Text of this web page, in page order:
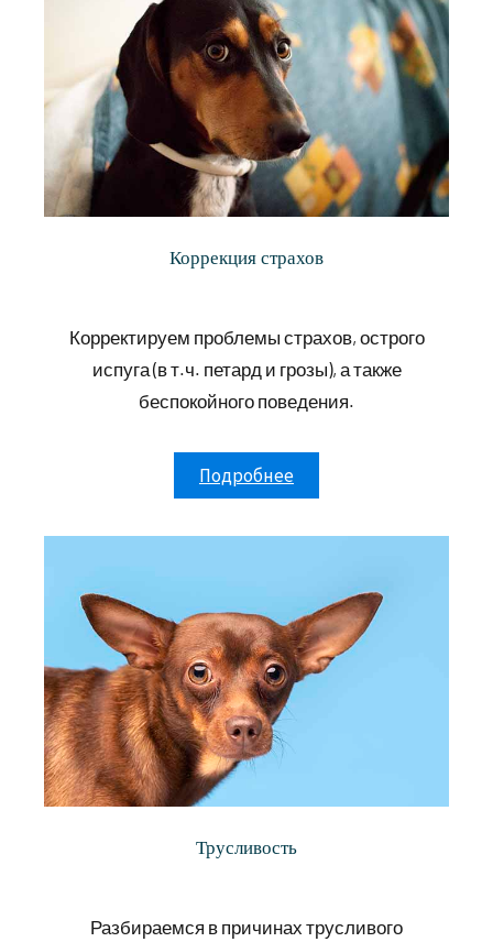
Коррекция страхов
Корректируем проблемы страхов, острого
испуга (в т.ч. петард и грозы), а также
беспокойного поведения.
Подробнее
Трусливость
Разбираемся в причинах трусливого